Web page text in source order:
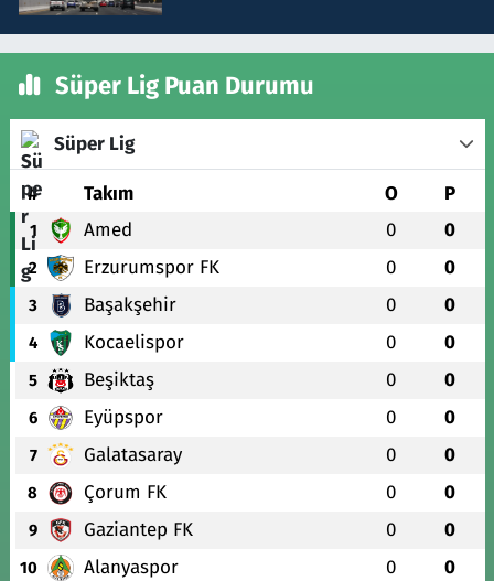
Süper Lig Puan Durumu
Süper Lig
# Takım O P
1 Amed 0 0
2 Erzurumspor FK 0 0
3 Başakşehir 0 0
4 Kocaelispor 0 0
5 Beşiktaş 0 0
6 Eyüpspor 0 0
7 Galatasaray 0 0
8 Çorum FK 0 0
9 Gaziantep FK 0 0
10 Alanyaspor 0 0